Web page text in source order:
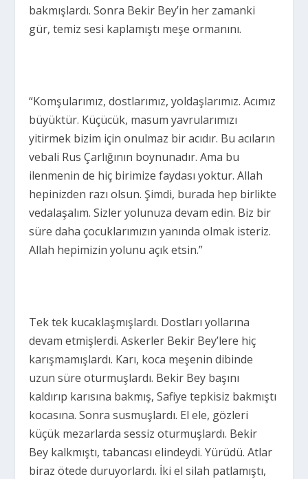
bakmışlardı. Sonra Bekir Bey’in her zamanki
gür, temiz sesi kaplamıştı meşe ormanını.
“Komşularımız, dostlarımız, yoldaşlarımız. Acımız
büyüktür. Küçücük, masum yavrularımızı
yitirmek bizim için onulmaz bir acıdır. Bu acıların
vebali Rus Çarlığının boynunadır. Ama bu
ilenmenin de hiç birimize faydası yoktur. Allah
hepinizden razı olsun. Şimdi, burada hep birlikte
vedalaşalım. Sizler yolunuza devam edin. Biz bir
süre daha çocuklarımızın yanında olmak isteriz.
Allah hepimizin yolunu açık etsin.”
Tek tek kucaklaşmışlardı. Dostları yollarına
devam etmişlerdi. Askerler Bekir Bey’lere hiç
karışmamışlardı. Karı, koca meşenin dibinde
uzun süre oturmuşlardı. Bekir Bey başını
kaldırıp karısına bakmış, Safiye tepkisiz bakmıştı
kocasına. Sonra susmuşlardı. El ele, gözleri
küçük mezarlarda sessiz oturmuşlardı. Bekir
Bey kalkmıştı, tabancası elindeydi. Yürüdü. Atlar
biraz ötede duruyorlardı. İki el silah patlamıştı,